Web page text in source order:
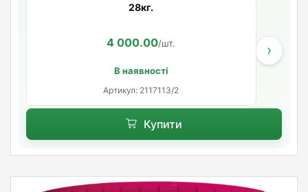
28кг.
4 000.00/шт.
В наявності
Артикул: 2117113/2
›
Купити